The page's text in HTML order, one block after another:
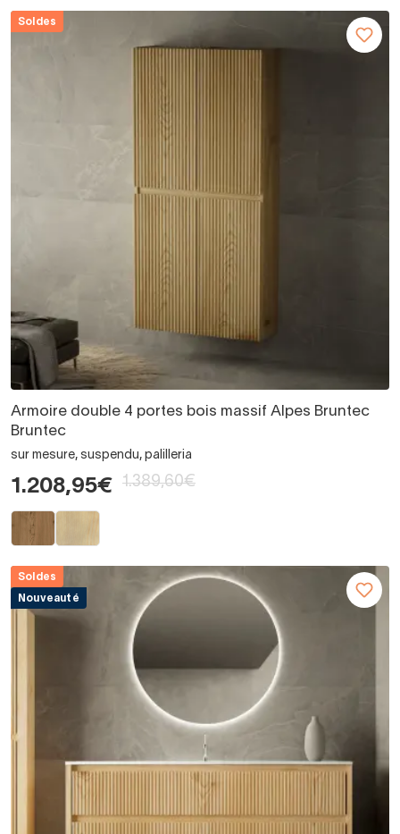
Soldes
Armoire double 4 portes bois massif Alpes Bruntec
Bruntec
sur mesure, suspendu, palilleria
1.208,95€ 1.389,60€
Soldes
Nouveauté